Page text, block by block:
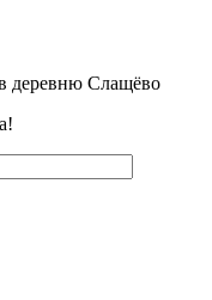
деревню Слащёво